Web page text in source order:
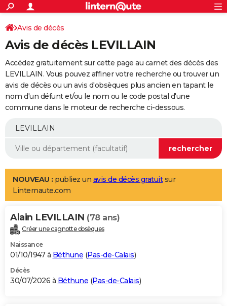
ACTUALITÉS
Politique
Société
Faits Divers
Education
Monde
Villes
+
SPORT
Coupe du monde 2026
Football
Tennis
Cyclisme
Rugby
Forum
Programme TV
TNTStreaming
Cinéma
Sorties cinéma
Musique
+FINANCE
Retraite
Epargne
Immobilier
Risques naturels par ville
Banque
Assurance
AUTO
Essais
Réserver un essai
Citadines
Berlines
SUV
Forum auto
+
Mobiles
Meilleur smartphone
Internet
Ordinateurs
Jeux vidéo
Guide high-tech
Aménagement intérieur
LIFESTYLE
Art de vivre
Bien-être
Loisirs
Mode
Modes de vie
Alimentation
Guide de la santé
Maladies
Médicaments
Sommeil
VOYAGE
Destinations
City break
Voyage nature
Voyage de noces
Forum
Climat
+PHOTO
GUIDES D'ACHAT
BONS PLANS
Avis de décès
Avis de décès LEVILLAIN
Accédez gratuitement sur cette page au carnet des décès des
LEVILLAIN. Vous pouvez affiner votre recherche ou trouver un
avis de décès ou un avis d'obsèques plus ancien en tapant le
nom d'un défunt et/ou le nom ou le code postal d'une
commune dans le moteur de recherche ci-dessous.
NOUVEAU : publiez un avis de décès gratuitsur
Linternaute.com
Alain LEVILLAIN (78 ans)
Créer une cagnotte obsèques
Naissance
01/10/1947 à Béthune (Pas-de-Calais)
Décès
30/07/2026 à Béthune (Pas-de-Calais)